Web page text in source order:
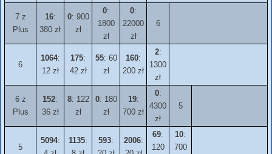
7 z
Plus
16:
380 zł
0: 900
zł
0:
1800
zł
0:
22000
zł
6
6
1064:
12 zł
175:
42 zł
55: 60
zł
160:
200 zł
2:
1300
zł
6 z
Plus
152:
36 zł
8: 122
zł
0: 180
zł
19:
700 zł
0:
4300
zł
5
5
5094:
1135:
593:
2006:
69:
120
10:
700